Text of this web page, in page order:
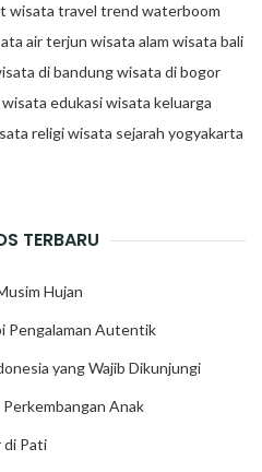
wisata travel trend waterboom
air terjun wisata alam wisata bali
di bandungwisata di bogor
wisata edukasiwisata keluarga
religiwisata sejarah yogyakarta
TERBARU
Hujan
Pengalaman Autentik
yang Wajib Dikunjungi
Anak
di Pati